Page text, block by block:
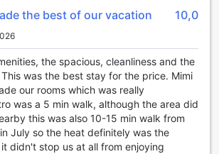
Matkatavaroiden
ja päivittäinen siivouspalvelu tekevät
mukavampaa, ja erikseen merkityt
mukautumismahdollisuuksia
nämä palvelut yhdessä tekevät City
- Dubain oleskelustasi
palvelut City Premiere Hotel
hotellissa
the best of our vacation 10,0
the spacious, cleanliness and the
was the best stay for the price. Mimi
our rooms which was really
was a 5 min walk, although the area did
this was also 10-15 min walk from
July so the heat definitely was the
didn't stop us at all from enjoying